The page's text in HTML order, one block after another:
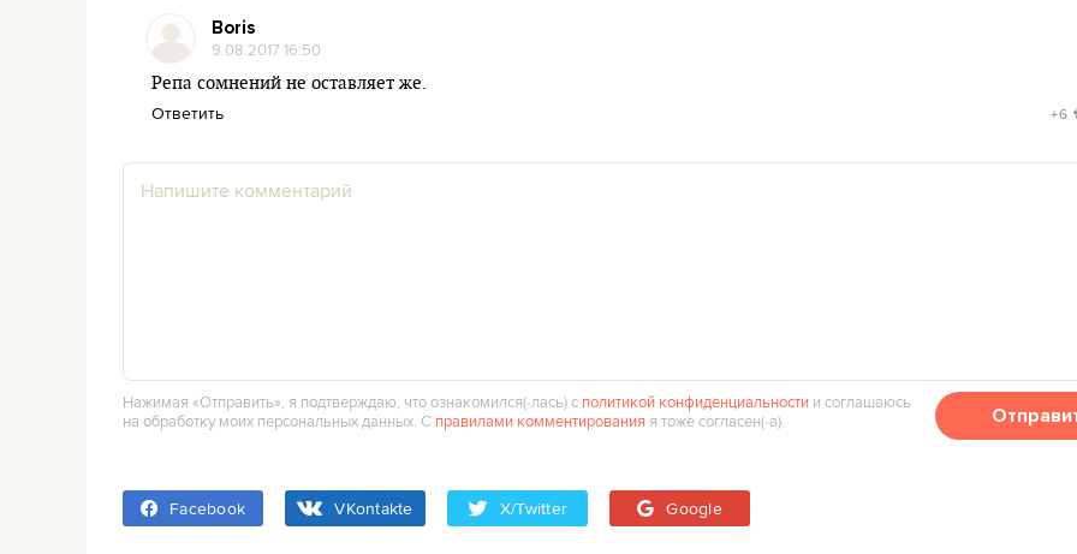
Boris
9.08.2017 16:50
Репа сомнений не оставляет же.
Ответить +6
Нажимая «Отправить», я подтверждаю, что ознакомился(‑лась) с политикой конфиденциальности и соглашаюсь
на обработку моих персональных данных. С правилами комментирования я тоже согласен(‑а).
Facebook VKontakte X/Twitter Google